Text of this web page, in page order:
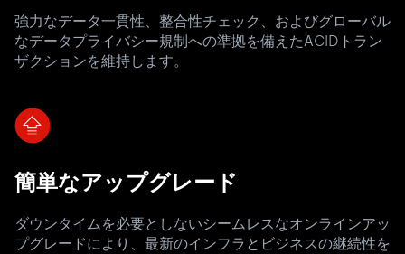
強力なデータ一貫性、整合性チェック、およびグローバル
なデータプライバシー規制への準拠を備えたACIDトラン
ザクションを維持します。
簡単なアップグレード
ダウンタイムを必要としないシームレスなオンラインアッ
プグレードにより、最新のインフラとビジネスの継続性を